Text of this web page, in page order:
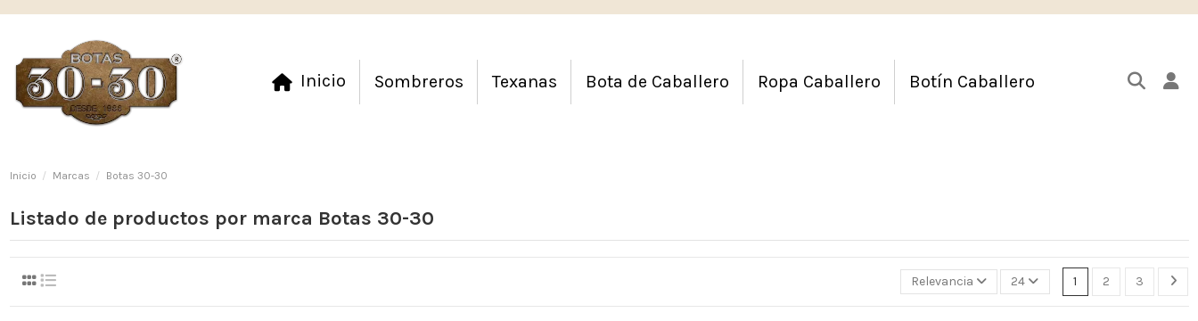
Inicio Sombreros Texanas Bota de Caballero Ropa Caballero Botín Caballero
Inicio Marcas Botas 30-30
Listado de productos por marca Botas 30-30
Relevancia 24 1 2 3